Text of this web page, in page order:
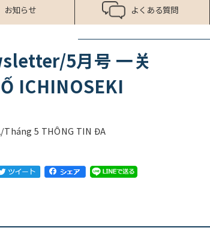
お知らせ よくある質問
5月号 一关
ICHINOSEKI
5 THÔNG TIN ĐA